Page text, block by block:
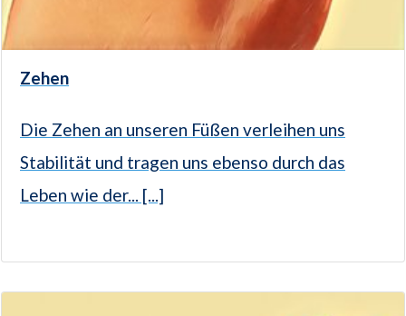
Zehen
Die Zehen an unseren Füßen verleihen uns
Stabilität und tragen uns ebenso durch das
Leben wie der... [...]